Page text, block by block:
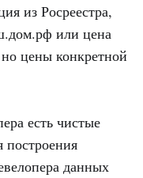
из Росреестра,
или цена
цены конкретной
есть чистые
построения
данных